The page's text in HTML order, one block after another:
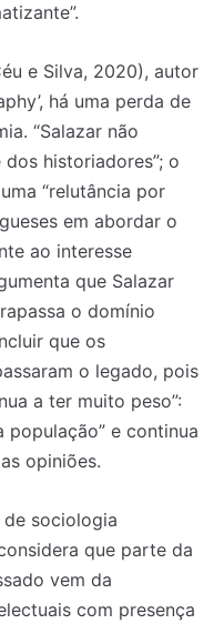
e receba mensalmente
ilustrações e
e receba mensalmente
ilustrações e
e Silva, 2020), autor
há uma perda de
“Salazar não
historiadores”; o
“relutância por
em abordar o
ao interesse
que Salazar
o domínio
que os
o legado, pois
a ter muito peso”:
população” e continua
opiniões.
sociologia
que parte da
vem da
com presença